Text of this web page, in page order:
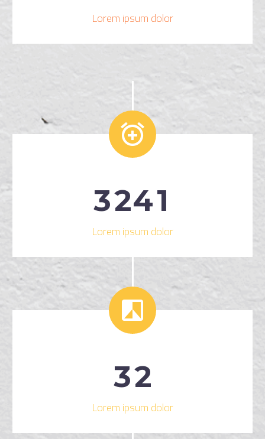
Lorem ipsum dolor


3241
Lorem ipsum dolor


32
Lorem ipsum dolor